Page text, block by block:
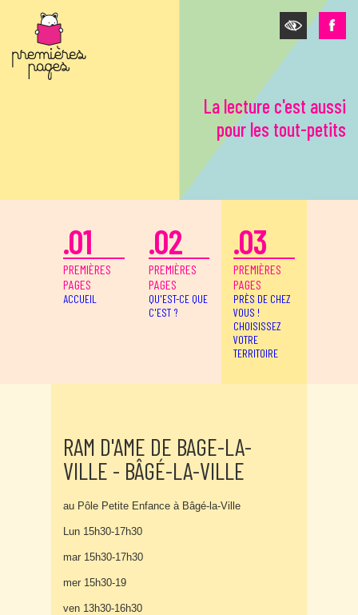
La lecture c'est aussi
pour les tout-petits
.01
PREMIÈRES
PAGES
ACCUEIL
.02
PREMIÈRES
PAGES
QU'EST-CE QUE
C'EST ?
.03
PREMIÈRES
PAGES
PRÈS DE CHEZ
VOUS !
CHOISISSEZ
VOTRE
TERRITOIRE
RAM D'AME DE BAGE-LA-
VILLE - BÂGÉ-LA-VILLE
au Pôle Petite Enfance à Bâgé-la-Ville
Lun 15h30-17h30
mar 15h30-17h30
mer 15h30-19
ven 13h30-16h30